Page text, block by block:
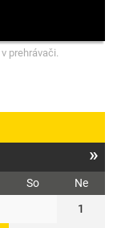
v prehrávači.
»
So
Ne
1